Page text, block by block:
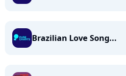
Brazilian Love Song...